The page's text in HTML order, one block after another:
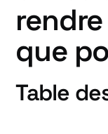
que
Table